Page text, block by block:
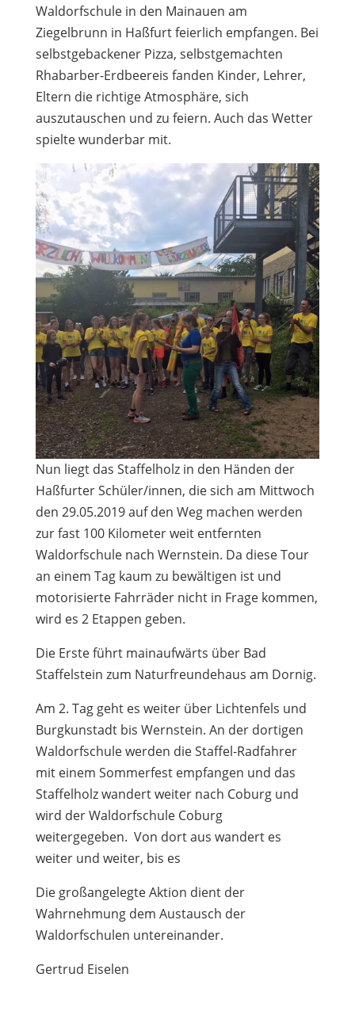
Waldorfschule in den Mainauen am
Ziegelbrunn in Haßfurt feierlich empfangen. Bei
selbstgebackener Pizza, selbstgemachten
Rhabarber-Erdbeereis fanden Kinder, Lehrer,
Eltern die richtige Atmosphäre, sich
auszutauschen und zu feiern. Auch das Wetter
spielte wunderbar mit.
Nun liegt das Staffelholz in den Händen der
Haßfurter Schüler/innen, die sich am Mittwoch
den 29.05.2019 auf den Weg machen werden
zur fast 100 Kilometer weit entfernten
Waldorfschule nach Wernstein. Da diese Tour
an einem Tag kaum zu bewältigen ist und
motorisierte Fahrräder nicht in Frage kommen,
wird es 2 Etappen geben.
Die Erste führt mainaufwärts über Bad
Staffelstein zum Naturfreundehaus am Dornig.
Am 2. Tag geht es weiter über Lichtenfels und
Burgkunstadt bis Wernstein. An der dortigen
Waldorfschule werden die Staffel-Radfahrer
mit einem Sommerfest empfangen und das
Staffelholz wandert weiter nach Coburg und
wird der Waldorfschule Coburg
weitergegeben. Von dort aus wandert es
weiter und weiter, bis es
Die großangelegte Aktion dient der
Wahrnehmung dem Austausch der
Waldorfschulen untereinander.
Gertrud Eiselen